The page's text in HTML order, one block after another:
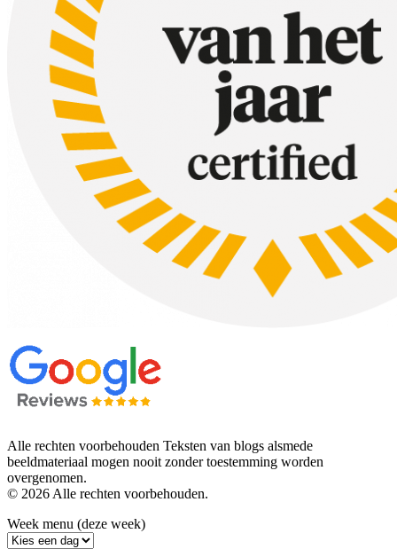
Alle rechten voorbehouden Teksten van blogs alsmede
beeldmateriaal mogen nooit zonder toestemming worden
overgenomen.
© 2026 Alle rechten voorbehouden.
Week menu (deze week)